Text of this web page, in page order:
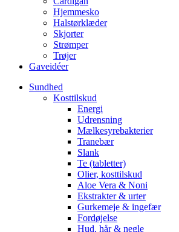
Hjemmesko
Halstørklæder
Skjorter
Strømper
Trøjer
Gaveidéer
Sundhed
Kosttilskud
Energi
Udrensning
Mælkesyrebakterier
Tranebær
Slank
Te (tabletter)
Olier, kosttilskud
Aloe Vera & Noni
Ekstrakter & urter
Gurkemeje & ingefær
Fordøjelse
Hud, hår & negle